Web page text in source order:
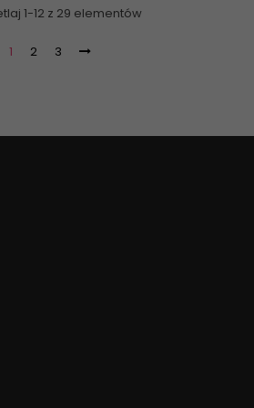
1-12 z 29 elementów
1 2 3